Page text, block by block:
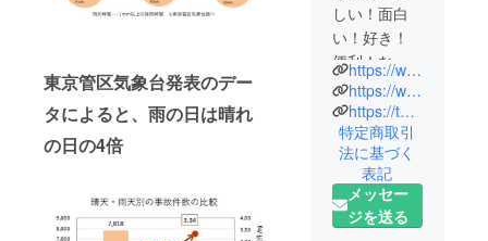
東京管区気象台発表のデー
タによると、雨の日は晴れ
の日の4倍
しい！面白
い！好き！
便利！な物
にこだわっ
た貿易会社
です。
日本にはな
い商品を取
り寄せては
利用してみ
https://www.facebook.com/profile.php?id=100068377781440
https://www.instagram.com/y_hakonali/?hl=ja
https://twitter.com/hakonali
特定商取引
法に基づく
表記
メッセー
ジを送る